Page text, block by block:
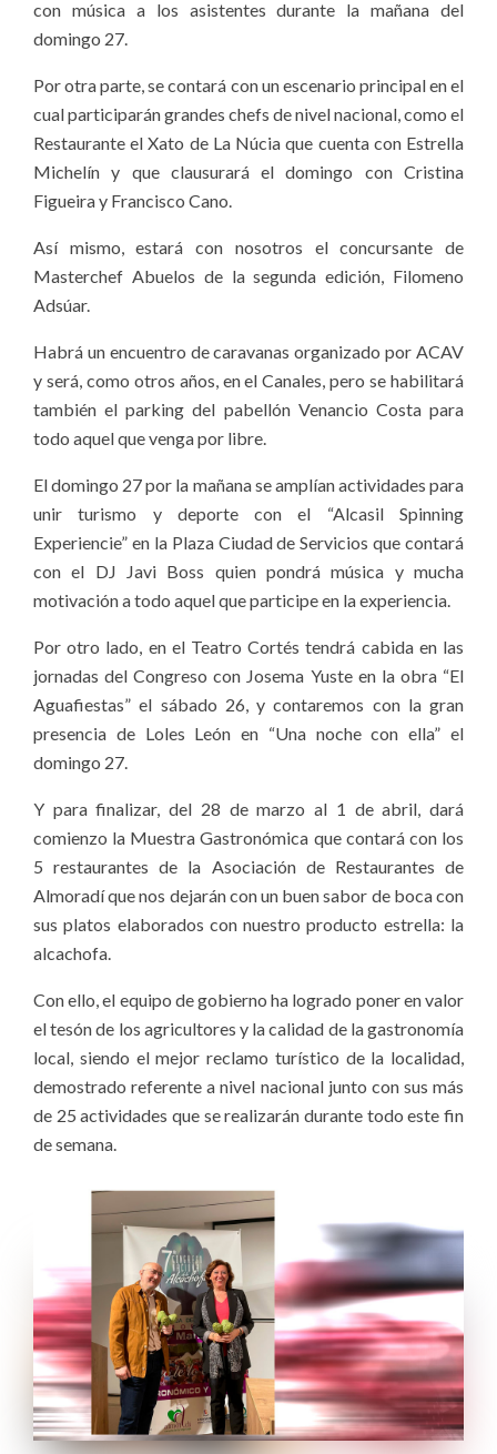
con música a los asistentes durante la mañana del
domingo 27.
Por otra parte, se contará con un escenario principal en el
cual participarán grandes chefs de nivel nacional, como el
Restaurante el Xato de La Núcia que cuenta con Estrella
Michelín y que clausurará el domingo con Cristina
Figueira y Francisco Cano.
Así mismo, estará con nosotros el concursante de
Masterchef Abuelos de la segunda edición, Filomeno
Adsúar.
Habrá un encuentro de caravanas organizado por ACAV
y será, como otros años, en el Canales, pero se habilitará
también el parking del pabellón Venancio Costa para
todo aquel que venga por libre.
El domingo 27 por la mañana se amplían actividades para
unir turismo y deporte con el “Alcasil Spinning
Experiencie” en la Plaza Ciudad de Servicios que contará
con el DJ Javi Boss quien pondrá música y mucha
motivación a todo aquel que participe en la experiencia.
Por otro lado, en el Teatro Cortés tendrá cabida en las
jornadas del Congreso con Josema Yuste en la obra “El
Aguafiestas” el sábado 26, y contaremos con la gran
presencia de Loles León en “Una noche con ella” el
domingo 27.
Y para finalizar, del 28 de marzo al 1 de abril, dará
comienzo la Muestra Gastronómica que contará con los
5 restaurantes de la Asociación de Restaurantes de
Almoradí que nos dejarán con un buen sabor de boca con
sus platos elaborados con nuestro producto estrella: la
alcachofa.
Con ello, el equipo de gobierno ha logrado poner en valor
el tesón de los agricultores y la calidad de la gastronomía
local, siendo el mejor reclamo turístico de la localidad,
demostrado referente a nivel nacional junto con sus más
de 25 actividades que se realizarán durante todo este fin
de semana.